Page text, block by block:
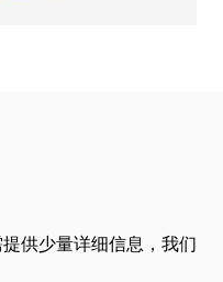
供少量详细信息，我们